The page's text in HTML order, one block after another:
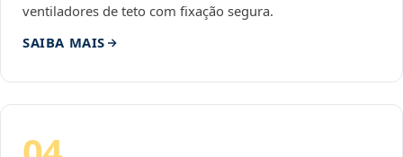
ventiladores de teto com fixação segura.
SAIBA MAIS